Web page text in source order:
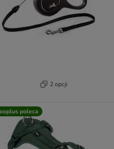
2 opcji
poleca